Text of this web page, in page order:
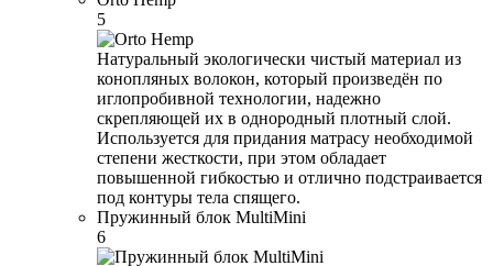
5
Натуральный экологически чистый материал из
конопляных волокон, который произведён по
иглопробивной технологии, надежно
скрепляющей их в однородный плотный слой.
Используется для придания матрасу необходимой
степени жесткости, при этом обладает
повышенной гибкостью и отлично подстраивается
под контуры тела спящего.
Пружинный блок MultiMini
6